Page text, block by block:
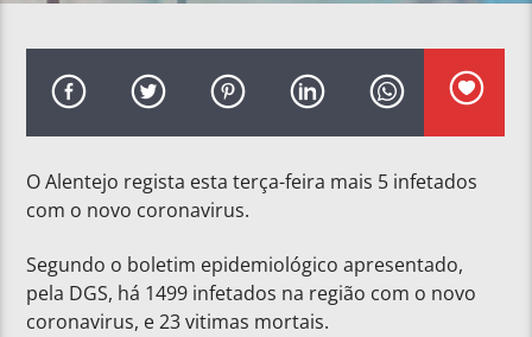
O Alentejo regista esta terça-feira mais 5 infetados
com o novo coronavirus.
Segundo o boletim epidemiológico apresentado,
pela DGS, há 1499 infetados na região com o novo
coronavirus, e 23 vitimas mortais.